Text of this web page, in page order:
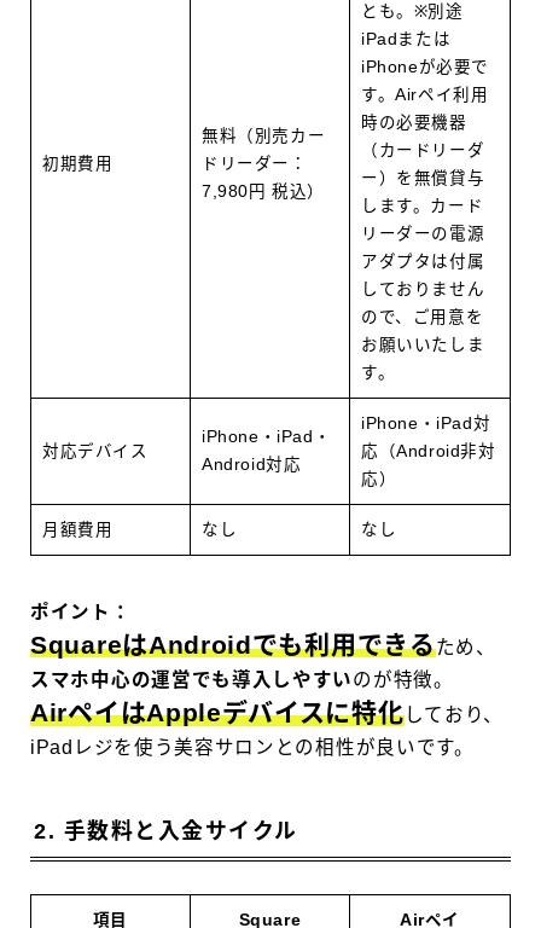
初期費用
無料（別売カー
ドリーダー：
7,980円 税込）
とも。※別途
iPadまたは
iPhoneが必要で
す。Airペイ利用
時の必要機器
（カードリーダ
ー）を無償貸与
します。カード
リーダーの電源
アダプタは付属
しておりません
ので、ご用意を
お願いいたしま
す。
対応デバイス
iPhone・iPad・
Android対応
iPhone・iPad対
応（Android非対
応）
月額費用 なし なし
ポイント：
SquareはAndroidでも利用できるため、
スマホ中心の運営でも導入しやすいのが特徴。
AirペイはAppleデバイスに特化しており、
iPadレジを使う美容サロンとの相性が良いです。
2. 手数料と入金サイクル
項目 Square Airペイ